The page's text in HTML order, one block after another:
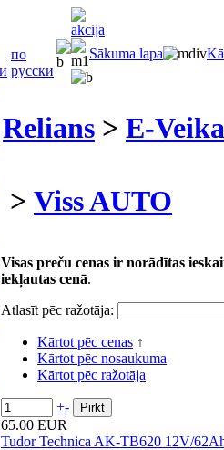
по
русски
Sākuma lapa
Relians > E-
> Viss AUTO
Visas preču cenas ir norādītas
iekļautas cenā.
Atlasīt pēc ražotāja:
Kārtot pēc cenas ↑
Kārtot pēc nosaukuma
Kārtot pēc ražotāja
+-
65.00 EUR
Tudor Technica AK-TB620 12V/